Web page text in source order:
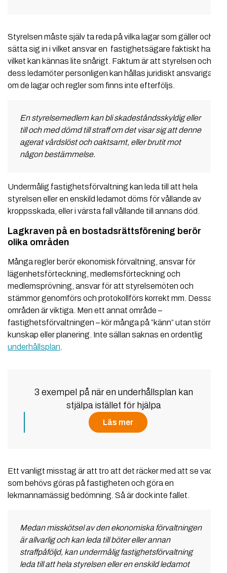
Styrelsen måste själv ta reda på vilka lagar som gäller och
sätta sig in i vilket ansvar en fastighetsägare faktiskt har,
vilket kan kännas lite snårigt. Faktum är att styrelsen och
dess ledamöter personligen kan hållas juridiskt ansvariga
om de lagar och regler som finns inte efterföljs.
En styrelsemedlem kan bli skadeståndsskyldig eller
till och med dömd till straff om det visar sig att denne
agerat vårdslöst och oaktsamt, eller brutit mot
någon bestämmelse.
Undermålig fastighetsförvaltning kan leda till att hela
styrelsen eller en enskild ledamot döms för vållande av
kroppsskada, eller i värsta fall vållande till annans död.
Lagkraven på en bostadsrättsförening berör
olika områden
Många regler berör ekonomisk förvaltning, ansvar för
lägenhetsförteckning, medlemsförteckning och
medlemsprövning, ansvar för att styrelsemöten och
stämmor genomförs och protokollförs korrekt mm. Dessa
områden är viktiga. Men ett annat område –
fastighetsförvaltningen – kör många på ”känn” utan större
kunskap eller planering. Inte sällan saknas en ordentlig
underhållsplan
3 exempel på när en underhållsplan kan
stjälpa istället för hjälpa
Läs mer
Ett vanligt misstag är att tro att det räcker med att se vad
som behövs göras på fastigheten och göra en
lekmannamässig bedömning. Så är dock inte fallet.
Medan misskötsel av den ekonomiska förvaltningen
är allvarlig och kan leda till böter eller annan
straffpåföljd, kan undermålig fastighetsförvaltning
leda till att hela styrelsen eller en enskild ledamot